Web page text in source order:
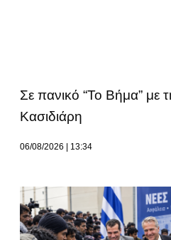
Σε πανικό “Το Βήμα” με
Κασιδιάρη
06/08/2026 13:34